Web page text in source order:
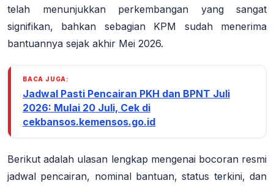
telah menunjukkan perkembangan yang sangat
signifikan, bahkan sebagian KPM sudah menerima
bantuannya sejak akhir Mei 2026.
BACA JUGA:
Jadwal Pasti Pencairan PKH dan BPNT Juli
2026: Mulai 20 Juli, Cek di
cekbansos.kemensos.go.id
Berikut adalah ulasan lengkap mengenai bocoran resmi
jadwal pencairan, nominal bantuan, status terkini, dan